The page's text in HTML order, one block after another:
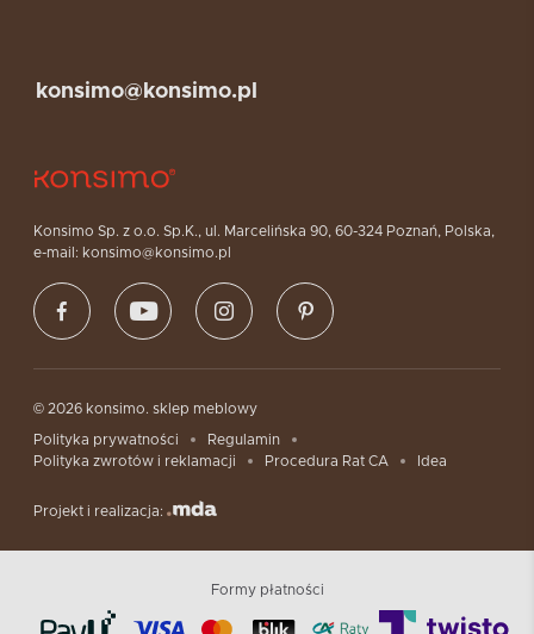
Konsimo Sp. z o.o. Sp.K., ul. Marcelińska 90, 60-324 Poznań, Polska,
e-mail: konsimo@konsimo.pl
konsimo@konsimo.pl
© 2026 konsimo. sklep meblowy
Polityka prywatności
Regulamin
Polityka zwrotów i reklamacji
Procedura Rat CA Idea
Projekt i realizacja:
Formy płatności